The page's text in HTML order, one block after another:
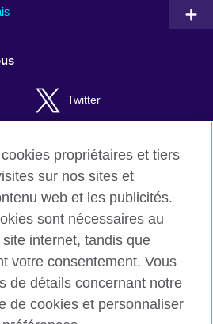
Twitter
d'utilisation
propriétaires et tiers
sur nos sites et
web et les publicités.
sont nécessaires au
internet, tandis que
votre consentement. Vous
de détails concernant notre
de cookies et personnaliser